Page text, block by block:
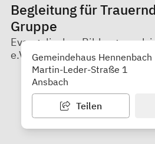
Begleitung für
Gruppe
Evangelisches Bildungswerk
e.V.
Gemeindehaus Hennenbach
Martin-Leder-Straße 1
Ansbach
Teilen